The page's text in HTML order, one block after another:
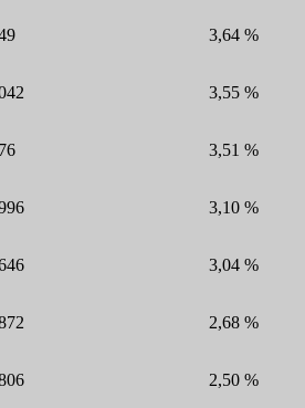
3,64 %
3,55 %
3,51 %
3,10 %
3,04 %
2,68 %
2,50 %